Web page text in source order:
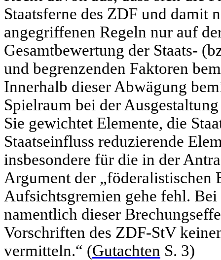
Staatsferne des ZDF und damit
angegriffenen Regeln nur auf
Gesamtbewertung der Staats-
und begrenzenden Faktoren
Innerhalb dieser Abwägung
Spielraum bei der
Sie gewichtet Elemente, die
Staatseinfluss reduzierende
insbesondere für die in der
Argument der „föderalistischen
Aufsichtsgremien gehe fehl.
namentlich dieser
Vorschriften des ZDF-StV
vermitteln.“ (Gutachten S. 3)